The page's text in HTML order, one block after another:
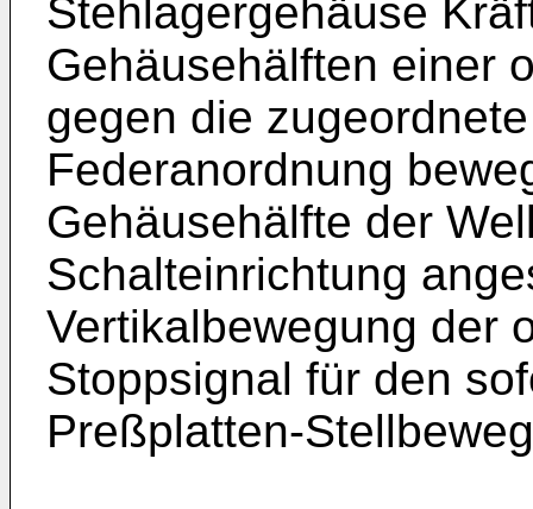
Stehlagergehäuse
Gehäusehälften einer
gegen die
Federanordnung
Gehäusehälfte der
Schalteinrichtung
Vertikalbewegung der
Stoppsignal für den
Preßplatten-